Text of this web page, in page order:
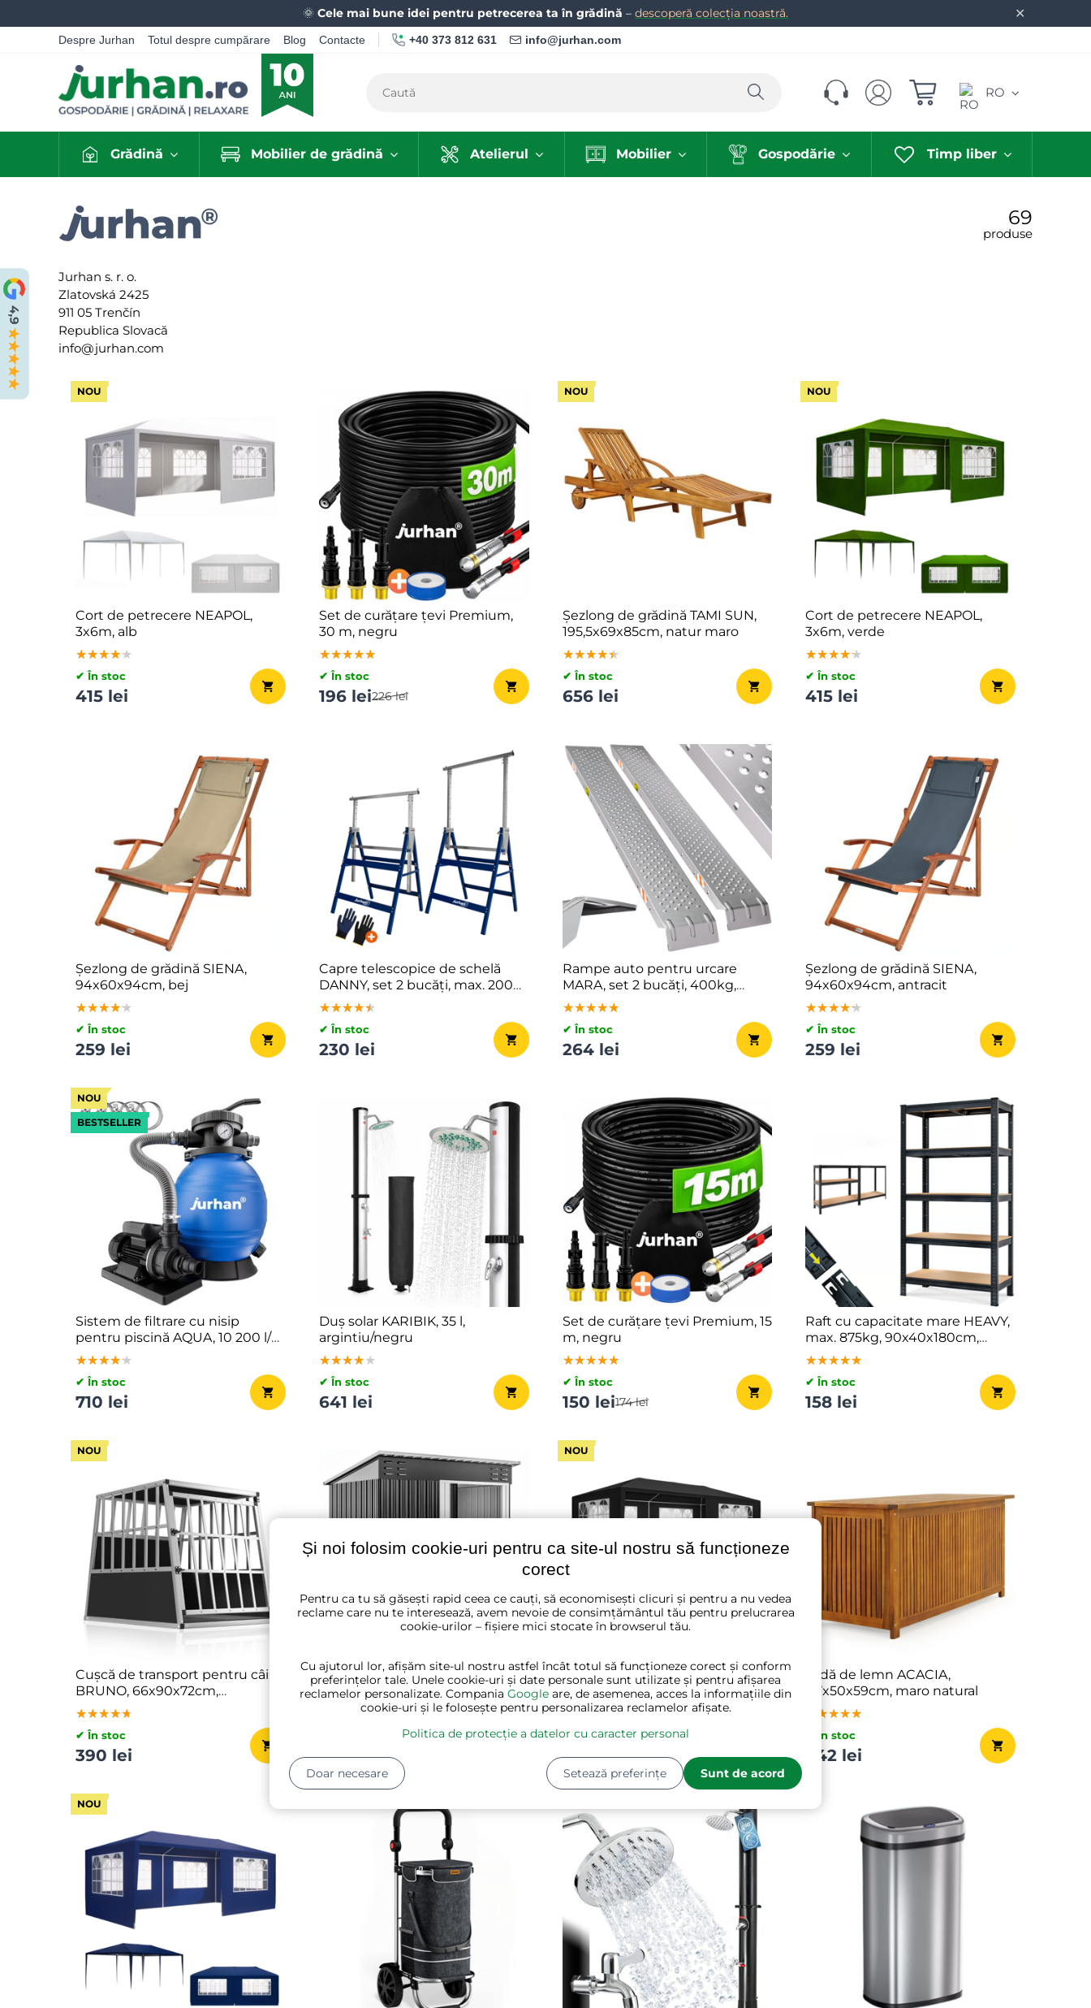
✕
🌞 Cele mai bune idei pentru petrecerea ta în grădină – descoperă colecția noastră.
Despre Jurhan Totul despre cumpărare Blog Contacte +40 373 812 631 info@jurhan.com
Caută RO
Grădină Mobilier de grădină Atelierul Mobilier Gospodărie Timp liber
69
produse
Jurhan s. r. o.
Zlatovská 2425
911 05 Trenčín
Republica Slovacă
info@jurhan.com
NOU
Cort de petrecere NEAPOL,
3x6m, alb
★★★★★
★★★★★
★★★★★
✔ În stoc
415 lei
Set de curățare țevi Premium,
30 m, negru
★★★★★
★★★★★
★★★★★
✔ În stoc
196 lei226 lei
NOU
Șezlong de grădină TAMI SUN,
195,5x69x85cm, natur maro
★★★★★
★★★★★
★★★★★
✔ În stoc
656 lei
NOU
Cort de petrecere NEAPOL,
3x6m, verde
★★★★★
★★★★★
★★★★★
✔ În stoc
415 lei
Șezlong de grădină SIENA,
94x60x94cm, bej
★★★★★
★★★★★
★★★★★
✔ În stoc
259 lei
Capre telescopice de schelă
DANNY, set 2 bucăți, max. 200
kg, 69x57x81-130cm,
argintiu/albastru
★★★★★
★★★★★
★★★★★
✔ În stoc
230 lei
Rampe auto pentru urcare
MARA, set 2 bucăți, 400kg,
160cm, argintie
★★★★★
★★★★★
★★★★★
✔ În stoc
264 lei
Șezlong de grădină SIENA,
94x60x94cm, antracit
★★★★★
★★★★★
★★★★★
✔ În stoc
259 lei
NOU
BESTSELLER
Sistem de filtrare cu nisip
pentru piscină AQUA, 10 200 l/h,
albastru
★★★★★
★★★★★
★★★★★
✔ În stoc
710 lei
Duș solar KARIBIK, 35 l,
argintiu/negru
★★★★★
★★★★★
★★★★★
✔ În stoc
641 lei
Set de curățare țevi Premium, 15
m, negru
★★★★★
★★★★★
★★★★★
✔ În stoc
150 lei174 lei
Raft cu capacitate mare HEAVY,
max. 875kg, 90x40x180cm,
negru
★★★★★
★★★★★
★★★★★
✔ În stoc
158 lei
NOU
Cușcă de transport pentru câini
BRUNO, 66x90x72cm,
argintiu/negru
★★★★★
★★★★★
★★★★★
✔ În stoc
390 lei
Căsuță pentru unelte de
grădină M, 162x86x181cm,
antracit
★★★★★
★★★★★
★★★★★
717 lei823 lei
NOU
Cort de petrecere NEAPOL,
3x6m, antracit
★★★★★
★★★★★
★★★★★
✔ În stoc
415 lei
Ladă de lemn ACACIA,
117x50x59cm, maro natural
★★★★★
★★★★★
★★★★★
✔ În stoc
642 lei
NOU
Și noi folosim cookie-uri pentru ca site-ul nostru să funcționeze
corect
Pentru ca tu să găsești rapid ceea ce cauți, să economisești clicuri și pentru a nu vedea
reclame care nu te interesează, avem nevoie de consimțământul tău pentru prelucrarea
cookie-urilor – fișiere mici stocate în browserul tău.
Cu ajutorul lor, afișăm site-ul nostru astfel încât totul să funcționeze corect și conform
preferințelor tale. Unele cookie-uri și date personale sunt utilizate și pentru afișarea
reclamelor personalizate. Compania Google are, de asemenea, acces la informațiile din
cookie-uri și le folosește pentru personalizarea reclamelor afișate.
Politica de protecție a datelor cu caracter personal
Setează preferințe Sunt de acord
Doar necesare